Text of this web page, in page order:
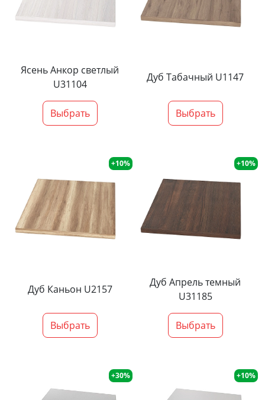
Ясень Анкор светлый
U31104
Выбрать
Дуб Табачный U1147
Выбрать
+10%
Дуб Каньон U2157
Выбрать
+10%
Дуб Апрель темный
U31185
Выбрать
+30% +10%